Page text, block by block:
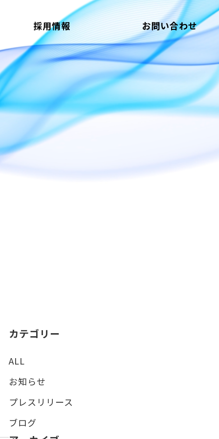
採用情報 お問い合わせ
カテゴリー
ALL
お知らせ
プレスリリース
ブログ